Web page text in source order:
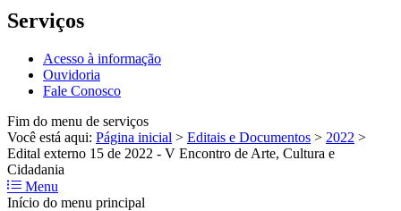
Serviços
Acesso à informação
Ouvidoria
Fale Conosco
Fim do menu de serviços
Você está aqui: Página inicial > Editais e Documentos > 2022 >
Edital externo 15 de 2022 - V Encontro de Arte, Cultura e
Cidadania
Menu
Início do menu principal